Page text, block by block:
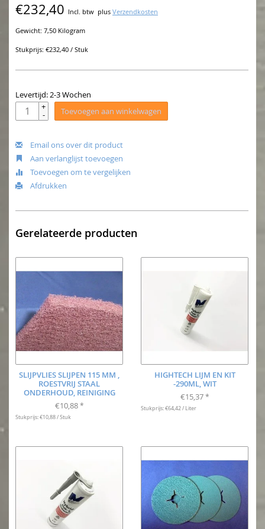
€232,40 Incl. btw plus Verzendkosten
Gewicht: 7,50 Kilogram
Stukprijs: €232,40 / Stuk
Levertijd: 2-3 Wochen
+
- Toevoegen aan winkelwagen
Email ons over dit product
Aan verlanglijst toevoegen
Toevoegen om te vergelijken
Afdrukken
Gerelateerde producten
SLIJPVLIES SLIJPEN 115 MM ,
ROESTVRIJ STAAL
ONDERHOUD, REINIGING
€10,88 *
Stukprijs: €10,88 / Stuk
HIGHTECH LIJM EN KIT
-290ML, WIT
€15,37 *
Stukprijs: €64,42 / Liter